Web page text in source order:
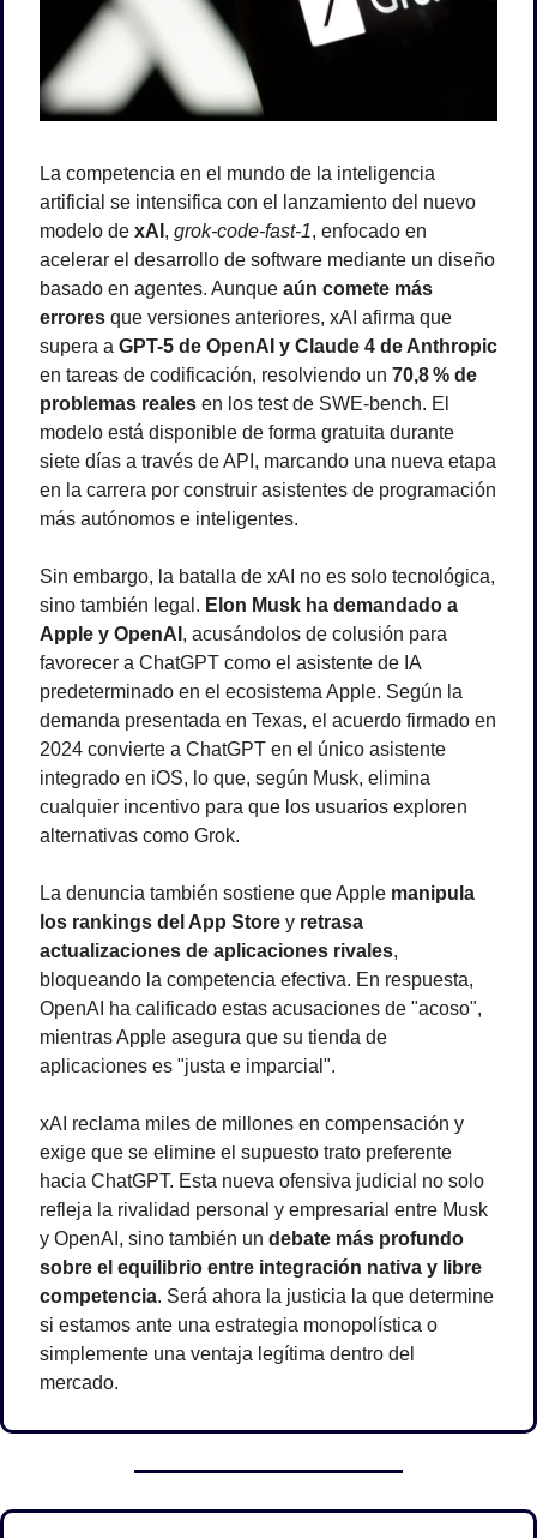
La competencia en el mundo de la inteligencia
artificial se intensifica con el lanzamiento del nuevo
modelo de xAI , grok-code-fast-1, enfocado en
acelerar el desarrollo de software mediante un diseño
basado en agentes. Aunque aún comete más
errores que versiones anteriores, xAI afirma que
supera a GPT-5 de OpenAI y Claude 4 de Anthropic
en tareas de codificación, resolviendo un 70,8 % de
problemas reales en los test de SWE-bench. El
modelo está disponible de forma gratuita durante
siete días a través de API, marcando una nueva etapa
en la carrera por construir asistentes de programación
más autónomos e inteligentes.
Sin embargo, la batalla de xAI no es solo tecnológica,
sino también legal. Elon Musk ha demandado a
Apple y OpenAI , acusándolos de colusión para
favorecer a ChatGPT como el asistente de IA
predeterminado en el ecosistema Apple. Según la
demanda presentada en Texas, el acuerdo firmado en
2024 convierte a ChatGPT en el único asistente
integrado en iOS, lo que, según Musk, elimina
cualquier incentivo para que los usuarios exploren
alternativas como Grok.
La denuncia también sostiene que Apple manipula
los rankings del App Store y retrasa
actualizaciones de aplicaciones rivales,
bloqueando la competencia efectiva. En respuesta,
OpenAI ha calificado estas acusaciones de "acoso",
mientras Apple asegura que su tienda de
aplicaciones es "justa e imparcial".
xAI reclama miles de millones en compensación y
exige que se elimine el supuesto trato preferente
hacia ChatGPT. Esta nueva ofensiva judicial no solo
refleja la rivalidad personal y empresarial entre Musk
y OpenAI, sino también un debate más profundo
sobre el equilibrio entre integración nativa y libre
competencia. Será ahora la justicia la que determine
si estamos ante una estrategia monopolística o
simplemente una ventaja legítima dentro del
mercado.